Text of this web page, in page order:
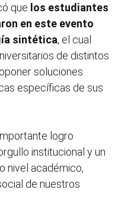
que los estudiantes
en este evento
sintética, el cual
de distintos
soluciones
específicas de sus
logro
institucional y un
nivel académico,
de nuestros